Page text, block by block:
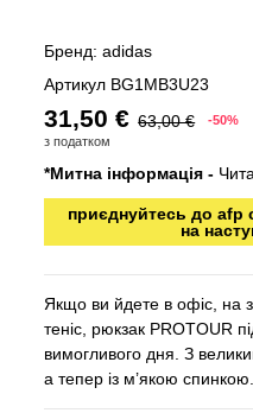
Бренд: adidas
Артикул BG1MB3U23
31,50 € 63,00 €
-50%
з податком
*Митна інформація -
приєднуйтесь до afp
на
Якщо ви йдете в офіс, на
теніс, рюкзак PROTOUR
вимогливого дня. З
а тепер із м’якою спинкою.